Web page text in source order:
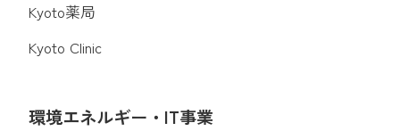
Kyoto薬局
Kyoto Clinic
環境エネルギー・IT事業